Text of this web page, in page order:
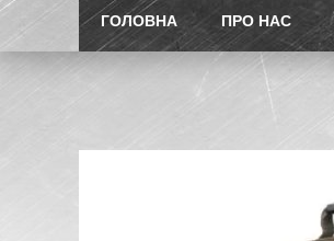
ГОЛОВНА ПРО НАС